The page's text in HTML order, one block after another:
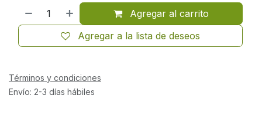
Agregar al carrito
Agregar a la lista de deseos
Términos y condiciones
Envío: 2-3 días hábiles